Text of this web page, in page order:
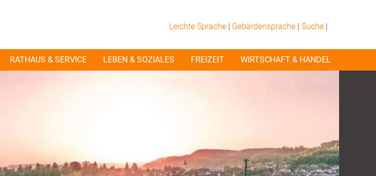
Leichte Sprache | Gebärdensprache | Suche|
RATHAUS & SERVICE LEBEN & SOZIALES FREIZEIT WIRTSCHAFT & HANDEL